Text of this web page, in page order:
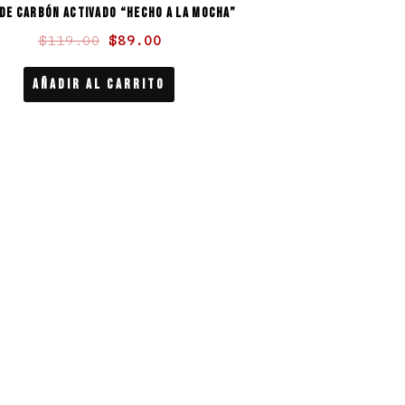
carbón activado “Hecho a la mocha”
$119.00
$119.00.
$89.00
$89.00.
Añadir Al Carrito